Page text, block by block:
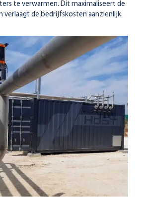
te verwarmen. Dit maximaliseert de
verlaagt de bedrijfskosten aanzienlijk.